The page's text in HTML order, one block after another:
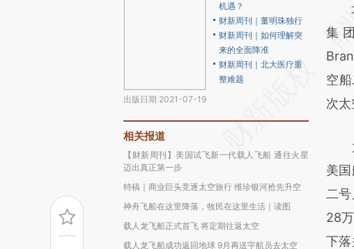
出版日期 2021-07-19
机遇？
财新周刊｜董明珠独行
财新周刊｜如何理解突
来的全面降准
财新周刊｜北大医疗重
整难题
相关报道
【财新周刊】美国试飞新一代载人飞船 通往火星
迈出真正第一步
特稿｜商业巨头竞逐太空旅行 维珍银河抢先升空
神舟飞船在这里降落，牧民在这里生活｜读图
载人龙飞船正式首飞 将定期往返太空
载人龙飞船成功返回地球 9月再送宇航员去太空
成
新
对
北
集
空
次太
太
美
二
28
下